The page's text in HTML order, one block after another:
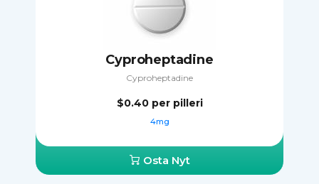
Cyproheptadine
Cyproheptadine
$0.40 per pilleri
4mg
Osta Nyt